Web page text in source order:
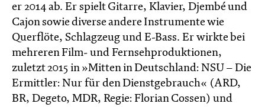
er 2014 ab. Er spielt Gitarre, Klavier, Djembé und
Cajon sowie diverse andere Instrumente wie
Querflöte, Schlagzeug und E-Bass. Er wirkte bei
mehreren Film- und Fernsehproduktionen,
zuletzt 2015 in »Mitten in Deutschland: NSU – Die
Ermittler: Nur für den Dienstgebrauch« (ARD,
BR, Degeto, MDR, Regie: Florian Cossen) und